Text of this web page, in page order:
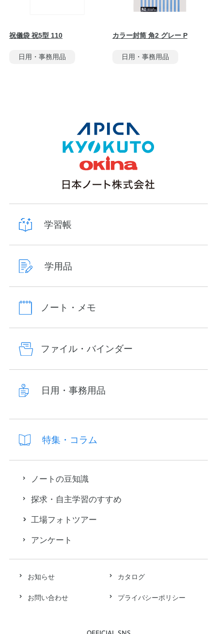
祝儀袋 祝5型 110
日用・事務用品
カラー封筒 角2 グレー P
日用・事務用品
お知らせ カタログ
お問い合わせ プライバシーポリシー
学習帳
学用品
ノート・メモ
ファイル・バインダー
日用・事務用品
特集・コラム
ノートの豆知識
探求・自主学習のすすめ
工場フォトツアー
アンケート